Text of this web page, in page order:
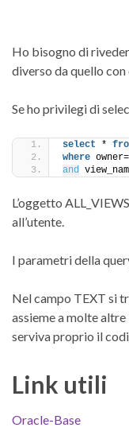
Ho bisogno di
diverso da quello
Se ho privilegi di
select *
where owner=
and
L’oggetto
all’utente.
I parametri della
Nel campo TEXT si
assieme a molte
serviva proprio il
Link utili
Oracle-Base